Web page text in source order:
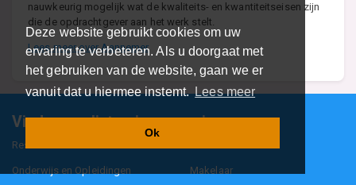
Deze website gebruikt cookies om uw
ervaring te verbeteren. Als u doorgaat met
het gebruiken van de website, gaan we er
vanuit dat u hiermee instemt.Lees meer
Ok
nauwkeurig mogelijk wat de kwaliteits- en kwantiteitseisen zijn
die de opdrachtgever aan het werk stelt.
Lees meer over Aannemer
Vind specalisten in uw regio
Restaurant
Onderwijs en Opleidingen Makelaar